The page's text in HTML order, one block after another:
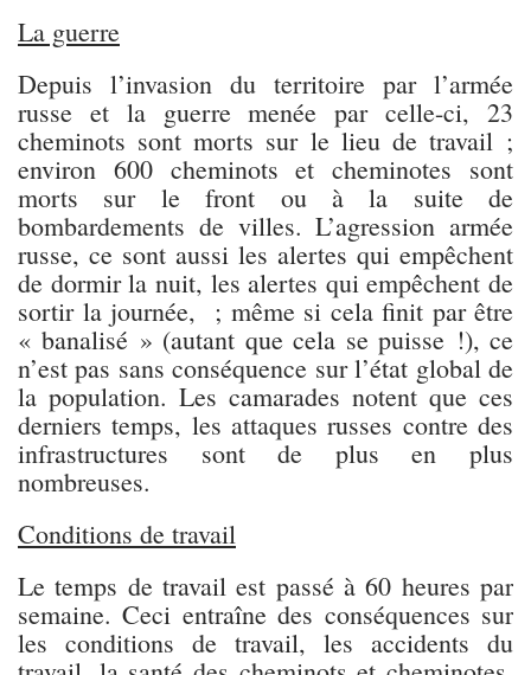
La guerre
Depuis l’invasion du territoire par l’armée
russe et la guerre menée par celle-ci, 23
cheminots sont morts sur le lieu de travail ;
environ 600 cheminots et cheminotes sont
morts sur le front ou à la suite de
bombardements de villes. L’agression armée
russe, ce sont aussi les alertes qui empêchent
de dormir la nuit, les alertes qui empêchent de
sortir la journée, ; même si cela finit par être
« banalisé » (autant que cela se puisse !), ce
n’est pas sans conséquence sur l’état global de
la population. Les camarades notent que ces
derniers temps, les attaques russes contre des
infrastructures sont de plus en plus
nombreuses.
Conditions de travail
Le temps de travail est passé à 60 heures par
semaine. Ceci entraîne des conséquences sur
les conditions de travail, les accidents du